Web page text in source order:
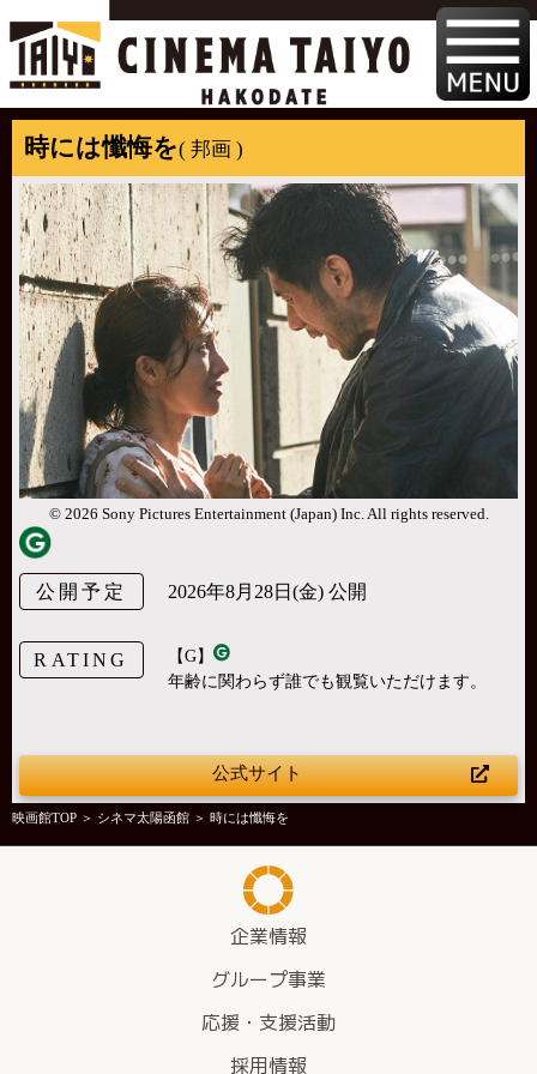
時には懺悔を( 邦画 )
© 2026 Sony Pictures Entertainment (Japan) Inc. All rights reserved.
公開予定 2026年8月28日(金) 公開
RATING
【G】
年齢に関わらず誰でも観覧いただけます。
公式サイト
映画館TOP ＞ シネマ太陽函館 ＞ 時には懺悔を
企業情報
グループ事業
応援・支援活動
採用情報